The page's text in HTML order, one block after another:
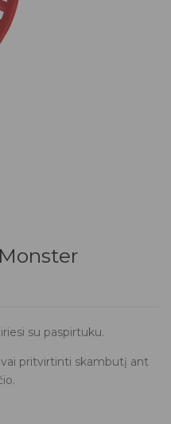
su paspirtuku.
pritvirtinti skambutį ant